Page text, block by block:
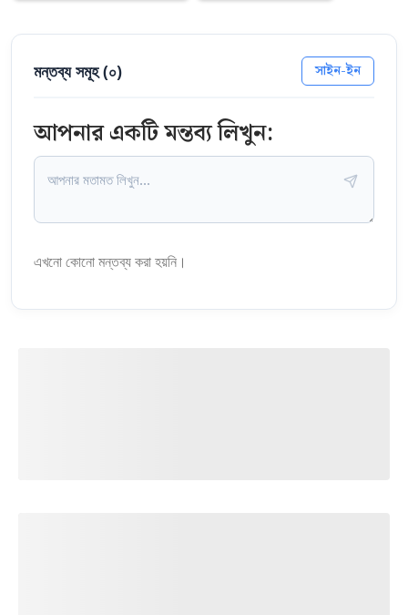
মন্তব্য সমূহ (০) সাইন-ইন
আপনার একটি মন্তব্য লিখুন:
এখনো কোনো মন্তব্য করা হয়নি।